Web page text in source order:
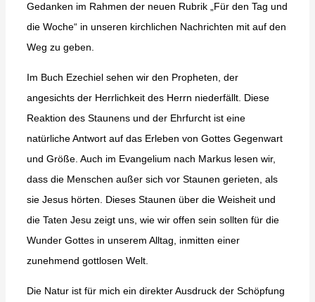
Gedanken im Rahmen der neuen Rubrik „Für den Tag und
die Woche“ in unseren kirchlichen Nachrichten mit auf den
Weg zu geben.
Im Buch Ezechiel sehen wir den Propheten, der
angesichts der Herrlichkeit des Herrn niederfällt. Diese
Reaktion des Staunens und der Ehrfurcht ist eine
natürliche Antwort auf das Erleben von Gottes Gegenwart
und Größe. Auch im Evangelium nach Markus lesen wir,
dass die Menschen außer sich vor Staunen gerieten, als
sie Jesus hörten. Dieses Staunen über die Weisheit und
die Taten Jesu zeigt uns, wie wir offen sein sollten für die
Wunder Gottes in unserem Alltag, inmitten einer
zunehmend gottlosen Welt.
Die Natur ist für mich ein direkter Ausdruck der Schöpfung